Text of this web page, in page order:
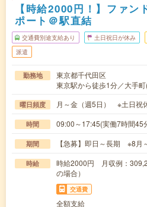
【時給2000円！】ファン
ポート＠駅直結
交通費別途支給あり 土日祝日が休み
派遣
勤務地
東京都千代田区
東京駅から徒歩1分／大手
曜日頻度 月～金（週5日） ※土日祝
時間 09:00～17:45(実働7時間
期間 【急募】即日～長期 ※8月
時給
時給2000円 月収例：
の場合）
交通費
全額支給